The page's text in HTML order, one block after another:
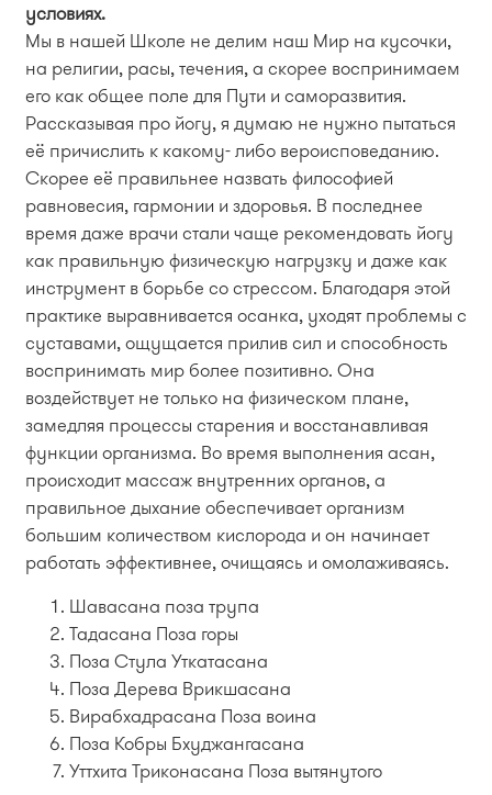
условиях.
Мы в нашей Школе не делим наш Мир на кусочки,
на религии, расы, течения, а скорее воспринимаем
его как общее поле для Пути и саморазвития.
Рассказывая про йогу, я думаю не нужно пытаться
её причислить к какому- либо вероисповеданию.
Скорее её правильнее назвать философией
равновесия, гармонии и здоровья. В последнее
время даже врачи стали чаще рекомендовать йогу
как правильную физическую нагрузку и даже как
инструмент в борьбе со стрессом. Благодаря этой
практике выравнивается осанка, уходят проблемы с
суставами, ощущается прилив сил и способность
воспринимать мир более позитивно. Она
воздействует не только на физическом плане,
замедляя процессы старения и восстанавливая
функции организма. Во время выполнения асан,
происходит массаж внутренних органов, а
правильное дыхание обеспечивает организм
большим количеством кислорода и он начинает
работать эффективнее, очищаясь и омолаживаясь.
Шавасана поза трупа
Тадасана Поза горы
Поза Стула Уткатасана
Поза Дерева Врикшасана
Вирабхадрасана Поза воина
Поза Кобры Бхуджангасана
Уттхита Триконасана Поза вытянутого